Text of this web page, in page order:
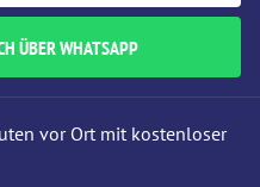
ÜBER WHATSAPP
vor Ort mit kostenloser